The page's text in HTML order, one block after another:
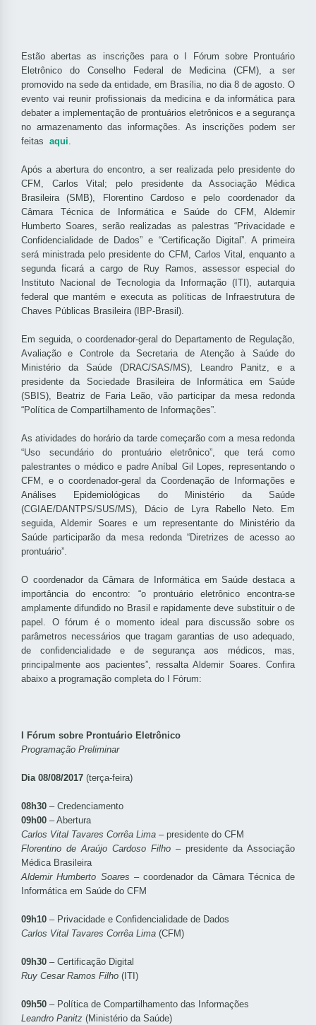
Estão abertas as inscrições para o I Fórum sobre Prontuário
Eletrônico do Conselho Federal de Medicina (CFM), a ser
promovido na sede da entidade, em Brasília, no dia 8 de agosto. O
evento vai reunir profissionais da medicina e da informática para
debater a implementação de prontuários eletrônicos e a segurança
no armazenamento das informações. As inscrições podem ser
feitas aqui.
Após a abertura do encontro, a ser realizada pelo presidente do
CFM, Carlos Vital; pelo presidente da Associação Médica
Brasileira (SMB), Florentino Cardoso e pelo coordenador da
Câmara Técnica de Informática e Saúde do CFM, Aldemir
Humberto Soares, serão realizadas as palestras “Privacidade e
Confidencialidade de Dados” e “Certificação Digital”. A primeira
será ministrada pelo presidente do CFM, Carlos Vital, enquanto a
segunda ficará a cargo de Ruy Ramos, assessor especial do
Instituto Nacional de Tecnologia da Informação (ITI), autarquia
federal que mantém e executa as políticas de Infraestrutura de
Chaves Públicas Brasileira (IBP-Brasil).
Em seguida, o coordenador-geral do Departamento de Regulação,
Avaliação e Controle da Secretaria de Atenção à Saúde do
Ministério da Saúde (DRAC/SAS/MS), Leandro Panitz, e a
presidente da Sociedade Brasileira de Informática em Saúde
(SBIS), Beatriz de Faria Leão, vão participar da mesa redonda
“Política de Compartilhamento de Informações”.
As atividades do horário da tarde começarão com a mesa redonda
“Uso secundário do prontuário eletrônico”, que terá como
palestrantes o médico e padre Aníbal Gil Lopes, representando o
CFM, e o coordenador-geral da Coordenação de Informações e
Análises Epidemiológicas do Ministério da Saúde
(CGIAE/DANTPS/SUS/MS), Dácio de Lyra Rabello Neto. Em
seguida, Aldemir Soares e um representante do Ministério da
Saúde participarão da mesa redonda “Diretrizes de acesso ao
prontuário”.
O coordenador da Câmara de Informática em Saúde destaca a
importância do encontro: “o prontuário eletrônico encontra-se
amplamente difundido no Brasil e rapidamente deve substituir o de
papel. O fórum é o momento ideal para discussão sobre os
parâmetros necessários que tragam garantias de uso adequado,
de confidencialidade e de segurança aos médicos, mas,
principalmente aos pacientes”, ressalta Aldemir Soares. Confira
abaixo a programação completa do I Fórum:
I Fórum sobre Prontuário Eletrônico
Programação Preliminar
Dia 08/08/2017 (terça-feira)
08h30 – Credenciamento
09h00 – Abertura
Carlos Vital Tavares Corrêa Lima – presidente do CFM
Florentino de Araújo Cardoso Filho – presidente da Associação
Médica Brasileira
Aldemir Humberto Soares – coordenador da Câmara Técnica de
Informática em Saúde do CFM
09h10 – Privacidade e Confidencialidade de Dados
Carlos Vital Tavares Corrêa Lima (CFM)
09h30 – Certificação Digital
Ruy Cesar Ramos Filho (ITI)
09h50 – Política de Compartilhamento das Informações
Leandro Panitz (Ministério da Saúde)